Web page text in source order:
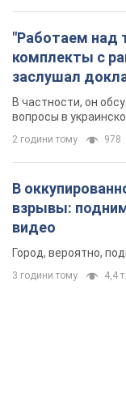
"Работаем над
комплекты с
заслушал
новых мерах
В частности, он
вопросы в
2 години тому 978
В
взрывы:
видео
Город, вероятно,
3 години тому 4,4 т.